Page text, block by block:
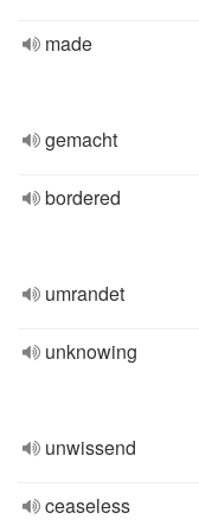
made
gemacht
bordered
umrandet
unknowing
unwissend
ceaseless